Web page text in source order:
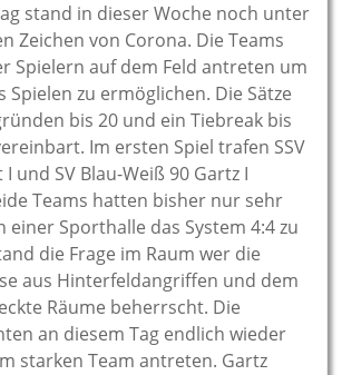
stand in dieser Woche noch unter
Zeichen von Corona. Die Teams
Spielern auf dem Feld antreten um
Spielen zu ermöglichen. Die Sätze
bis 20 und ein Tiebreak bis
Im ersten Spiel trafen SSV
I und SV Blau-Weiß 90 Gartz I
Teams hatten bisher nur sehr
einer Sporthalle das System 4:4 zu
die Frage im Raum wer die
aus Hinterfeldangriffen und dem
Räume beherrscht. Die
an diesem Tag endlich wieder
starken Team antreten. Gartz